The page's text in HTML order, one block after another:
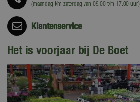
(maandag t/m zaterdag van 09.00 t/m 17.00 uur)
Klantenservice
Het is voorjaar bij De Boet